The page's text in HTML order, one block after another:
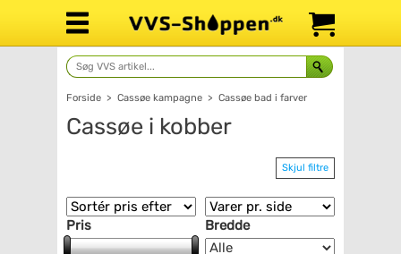
Forside > Cassøe kampagne > Cassøe bad i farver
Cassøe i kobber
Skjul filtre
Pris Bredde